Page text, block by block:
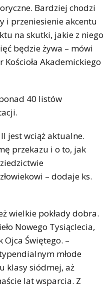
Bardziej chodzi
i przeniesienie akcentu
na skutki, jakie z niego
będzie żywa – mówi
Kościoła Akademickiego
40 listów
II jest wciąż aktualne.
przekazu i o to, jak
– dodaje ks.
wielkie pokłady dobra.
Nowego Tysiąclecia,
Świętego. –
młode
klasy siódmej, aż
lat wsparcia. Z